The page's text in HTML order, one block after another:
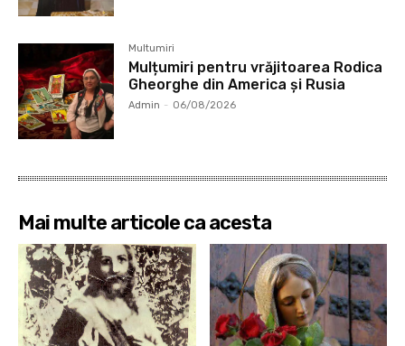
Multumiri
Mulțumiri pentru vrăjitoarea Rodica
Gheorghe din America și Rusia
Admin - 06/08/2026
Mai multe articole ca acesta